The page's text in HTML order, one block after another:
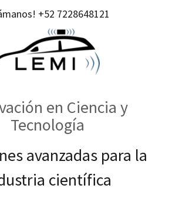
+52 7228648121
en Ciencia y
Tecnología
avanzadas para la
científica